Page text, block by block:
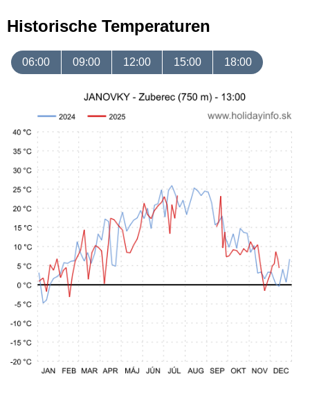
Historische Temperaturen
06:00 09:00 12:00 15:00 18:00